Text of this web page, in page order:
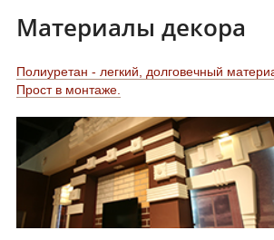
Материалы декора
Полиуретан - легкий, долговечный
Прост в монтаже.